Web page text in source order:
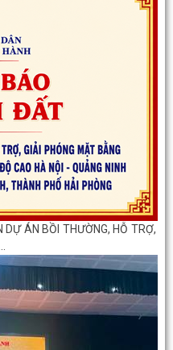
hỗ trợ, giải phóng mặt bằng
ÁN BỒI THƯỜNG, HỖ TRỢ,